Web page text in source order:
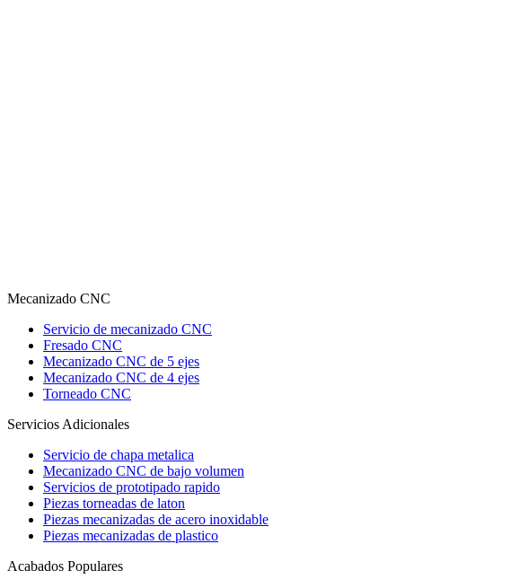
Mecanizado CNC
Servicio de mecanizado CNC
Fresado CNC
Mecanizado CNC de 5 ejes
Mecanizado CNC de 4 ejes
Torneado CNC
Servicios Adicionales
Servicio de chapa metalica
Mecanizado CNC de bajo volumen
Servicios de prototipado rapido
Piezas torneadas de laton
Piezas mecanizadas de acero inoxidable
Piezas mecanizadas de plastico
Acabados Populares